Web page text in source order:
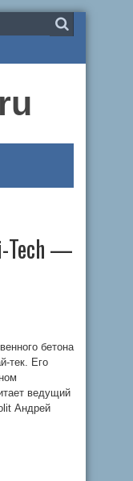
Tech —
бетона
тек. Его
ведущий
Андрей